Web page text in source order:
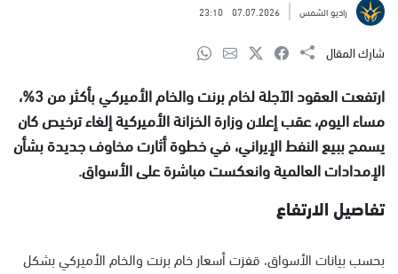
راديو الشمس 07.07.2026
23:10
شارك المقال
ارتفعت العقود الآجلة لخام برنت والخام الأميركي بأكثر من 3%،
مساء اليوم، عقب إعلان وزارة الخزانة الأميركية إلغاء ترخيص كان
يسمح ببيع النفط الإيراني، في خطوة أثارت مخاوف جديدة بشأن
الإمدادات العالمية وانعكست مباشرة على الأسواق.
تفاصيل الارتفاع
بحسب بيانات الأسواق، قفزت أسعار خام برنت والخام الأميركي بشكل